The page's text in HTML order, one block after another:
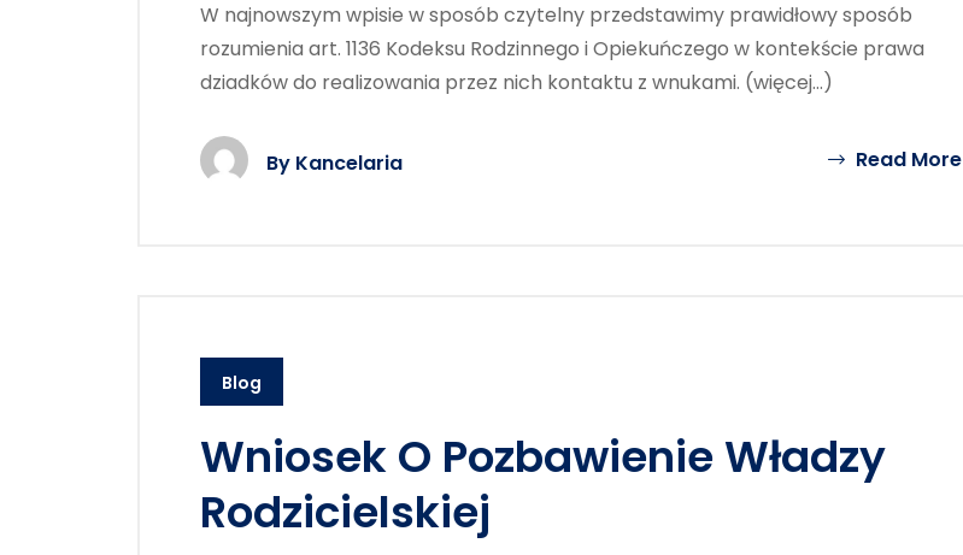
W najnowszym wpisie w sposób czytelny przedstawimy prawidłowy sposób
rozumienia art. 1136 Kodeksu Rodzinnego i Opiekuńczego w kontekście prawa
dziadków do realizowania przez nich kontaktu z wnukami. (więcej…)
By Kancelaria Read More
Blog
Wniosek O Pozbawienie Władzy
Rodzicielskiej